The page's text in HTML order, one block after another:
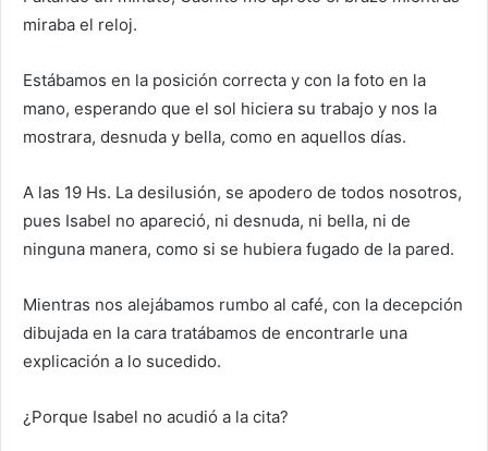
miraba el reloj.
Estábamos en la posición correcta y con la foto en la
mano, esperando que el sol hiciera su trabajo y nos la
mostrara, desnuda y bella, como en aquellos días.
A las 19 Hs. La desilusión, se apodero de todos nosotros,
pues Isabel no apareció, ni desnuda, ni bella, ni de
ninguna manera, como si se hubiera fugado de la pared.
Mientras nos alejábamos rumbo al café, con la decepción
dibujada en la cara tratábamos de encontrarle una
explicación a lo sucedido.
¿Porque Isabel no acudió a la cita?